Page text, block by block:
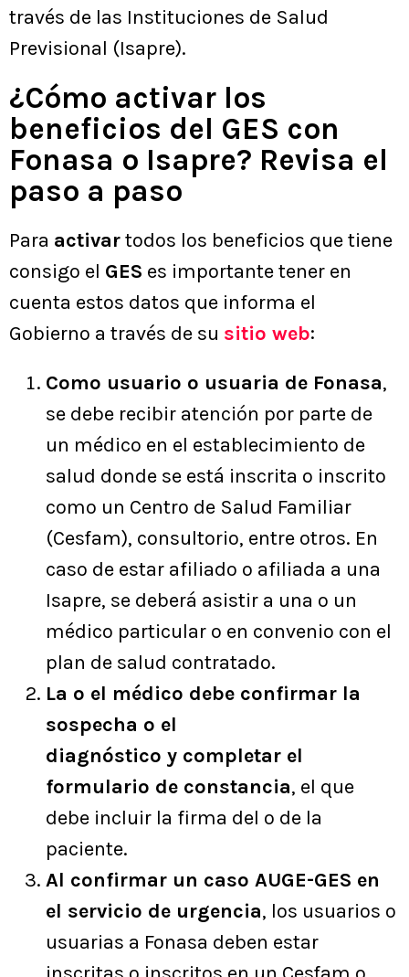
través de las Instituciones de Salud
Previsional (Isapre).
¿Cómo activar los
beneficios del GES con
Fonasa o Isapre? Revisa el
paso a paso
Para activartodos los beneficios que tiene
consigo el GES es importante tener en
cuenta estos datos que informa el
Gobierno a través de su sitio web:
Como usuario o usuaria de Fonasa,
se debe recibir atención por parte de
un médico en el establecimiento de
salud donde se está inscrita o inscrito
como un Centro de Salud Familiar
(Cesfam), consultorio, entre otros. En
caso de estar afiliado o afiliada a una
Isapre, se deberá asistir a una o un
médico particular o en convenio con el
plan de salud contratado.
La o el médico debe confirmar la
sospecha o el
diagnóstico y completar el
formulario de constancia, el que
debe incluir la firma del o de la
paciente.
Al confirmar un caso AUGE-GES en
el servicio de urgencia, los usuarios o
usuarias a Fonasa deben estar